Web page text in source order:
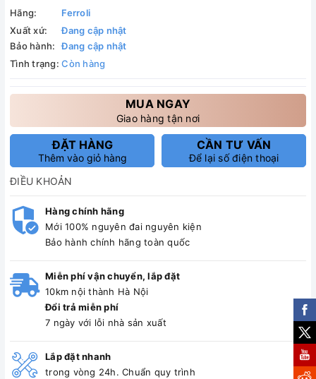
Hãng:
Ferroli
Xuất xứ:
Đang cập nhật
Bảo hành:
Đang cập nhật
Tình trạng: Còn hàng
MUA NGAY
Giao hàng tận nơi
ĐẶT HÀNG
Thêm vào giỏ hàng
CẦN TƯ VẤN
Để lại số điện thoại
ĐIỀU KHOẢN
Hàng chính hãng
Mới 100% nguyên đai nguyên kiện
Bảo hành chính hãng toàn quốc
Miễn phí vận chuyển, lắp đặt
10km nội thành Hà Nội
Đổi trả miễn phí
7 ngày với lỗi nhà sản xuất
Lắp đặt nhanh
trong vòng 24h. Chuẩn quy trình